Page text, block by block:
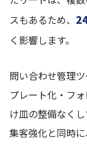
スもあるため、
く影響します。
問い合わせ管理
プレート化・フ
け皿の整備なく
集客強化と同時